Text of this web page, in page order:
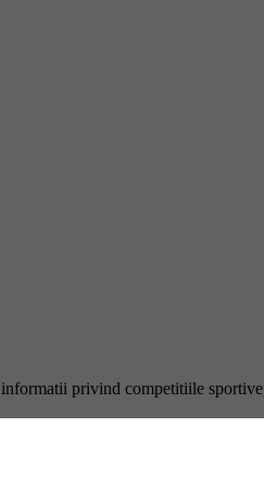
privind competitiile